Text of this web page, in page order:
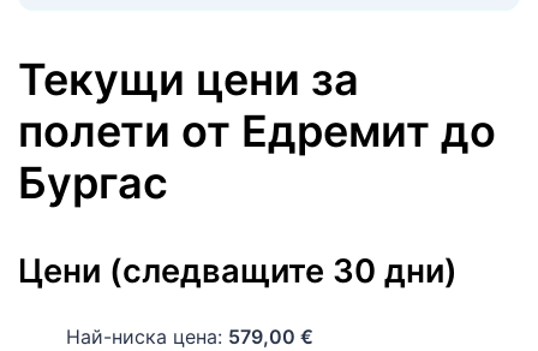
Текущи цени за
полети от Едремит до
Бургас
Цени (следващите 30 дни)
Най-ниска цена: 579,00 €